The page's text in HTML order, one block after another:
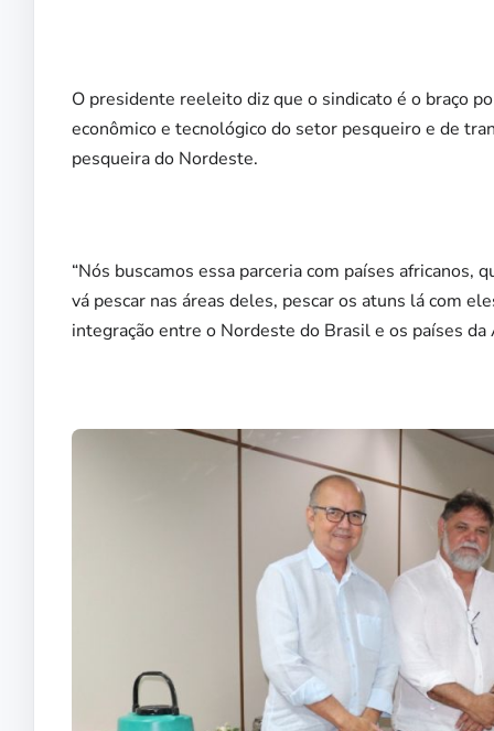
O presidente reeleito diz que o sindicato é o braço
econômico e tecnológico do setor pesqueiro e de
pesqueira do Nordeste.
“Nós buscamos essa parceria com países
vá pescar nas áreas deles, pescar os atuns lá com
integração entre o Nordeste do Brasil e os países da